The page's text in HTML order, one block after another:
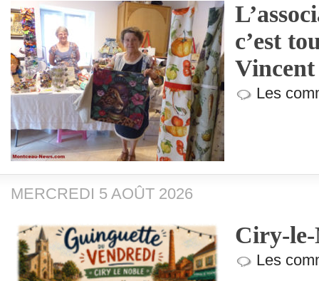
c’est
Vincent
Les
MERCREDI 5 AOÛT 2026
Ciry-le-
Les